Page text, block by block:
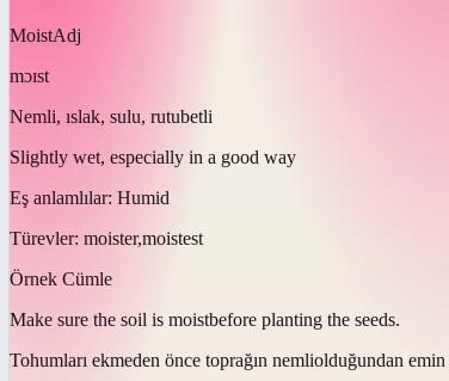
MoistAdj
mɔɪst
Nemli, ıslak, sulu, rutubetli
Slightly wet, especially in a good way
Eş anlamlılar: Humid
Türevler: moister,moistest
Örnek Cümle
Make sure the soil is moistbefore planting the seeds.
Tohumları ekmeden önce toprağın nemliolduğundan